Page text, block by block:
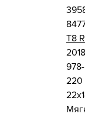
Т8
2018
220